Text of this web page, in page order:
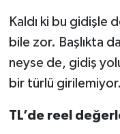
Kaldı ki bu gidişle
bile zor. Başlıkta
neyse de, gidiş
bir türlü girilemiyor.
TL’de reel